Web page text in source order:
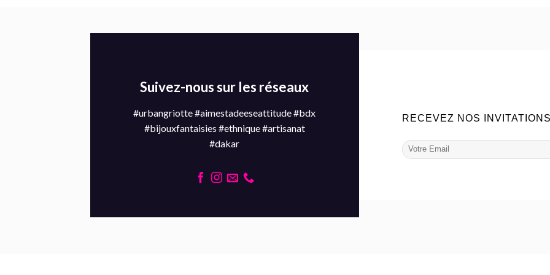
Suivez-nous sur les réseaux
#urbangriotte #aimestadeeseattitude #bdx
#bijouxfantaisies #ethnique #artisanat
#dakar
RECEVEZ NOS